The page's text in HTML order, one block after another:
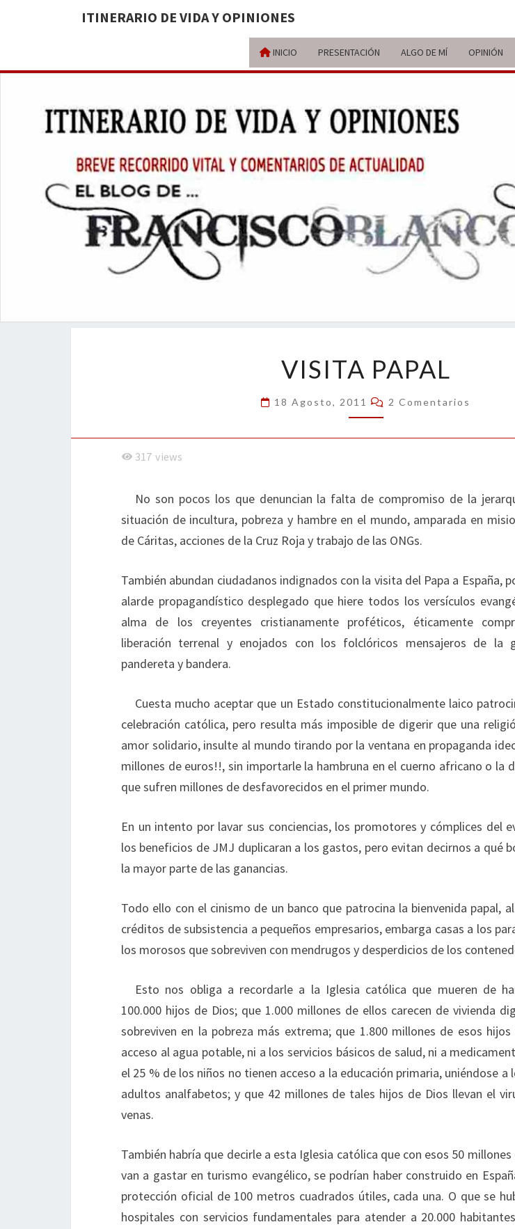
ITINERARIO DE VIDA Y OPINIONES
INICIO PRESENTACIÓN ALGO DE MÍ OPINIÓN
PAPAL
VISITA PAPAL
18 Agosto, 2011 Comentarios
2 Comentarios
317 views
No son pocos los que denuncian la falta de compromiso de la
situación de incultura, pobreza y hambre en el mundo, amparada en
de Cáritas, acciones de la Cruz Roja y trabajo de las ONGs.
También abundan ciudadanos indignados con la visita del Papa a España,
alarde propagandístico desplegado que hiere todos los versículos
alma de los creyentes cristianamente proféticos, éticamente
liberación terrenal y enojados con los folclóricos mensajeros de la
pandereta y bandera.
Cuesta mucho aceptar que un Estado constitucionalmente laico
celebración católica, pero resulta más imposible de digerir que una
amor solidario, insulte al mundo tirando por la ventana en propaganda
millones de euros!!, sin importarle la hambruna en el cuerno africano o la
que sufren millones de desfavorecidos en el primer mundo.
En un intento por lavar sus conciencias, los promotores y cómplices del
los beneficios de JMJ duplicaran a los gastos, pero evitan decirnos a qué
la mayor parte de las ganancias.
Todo ello con el cinismo de un banco que patrocina la bienvenida papal,
créditos de subsistencia a pequeños empresarios, embarga casas a los
los morosos que sobreviven con mendrugos y desperdicios de los
Esto nos obliga a recordarle a la Iglesia católica que mueren de
100.000 hijos de Dios; que 1.000 millones de ellos carecen de vivienda
sobreviven en la pobreza más extrema; que 1.800 millones de esos
acceso al agua potable, ni a los servicios básicos de salud, ni a
el 25 % de los niños no tienen acceso a la educación primaria, uniéndose a
adultos analfabetos; y que 42 millones de tales hijos de Dios llevan el
venas.
También habría que decirle a esta Iglesia católica que con esos 50
van a gastar en turismo evangélico, se podrían haber construido en
protección oficial de 100 metros cuadrados útiles, cada una. O que se
hospitales con servicios fundamentales para atender a 20.000